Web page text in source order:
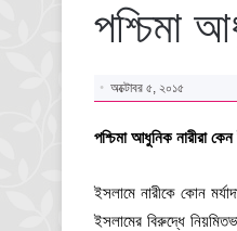
পশ্চিমা
অক্টোবর ৫, ২০১৫
পশ্চিমা আধুনিক নারীরা
ইসলামে নারীকে কোন
ইসলামের বিরুদ্ধে